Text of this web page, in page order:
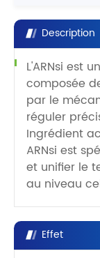
Description
L'ARNsi est
composée
par le
réguler
Ingrédient
ARNsi est
et unifier le
au niveau
Effet